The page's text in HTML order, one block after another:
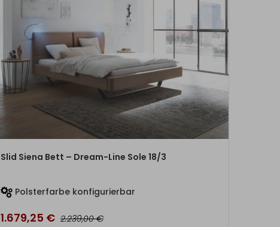
ZUM PRODUKT
Slid Siena Bett – Dream-Line Sole 18/3
Polsterfarbe konfigurierbar
1.679,25 € 2.239,00€